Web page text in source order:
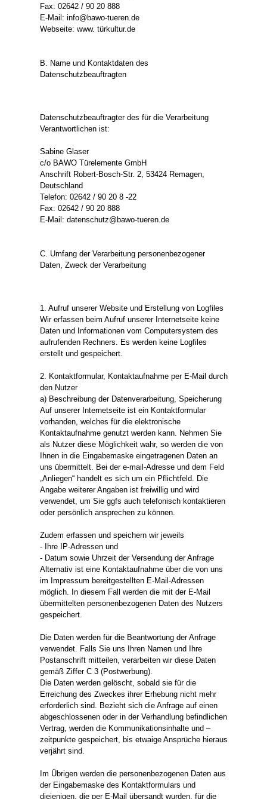
Fax: 02642 / 90 20 888
E-Mail: info@bawo-tueren.de
Webseite: www. türkultur.de
B. Name und Kontaktdaten des
Datenschutzbeauftragten
Datenschutzbeauftragter des für die Verarbeitung
Verantwortlichen ist:
Sabine Glaser
c/o BAWO Türelemente GmbH
Anschrift Robert-Bosch-Str. 2, 53424 Remagen,
Deutschland
Telefon: 02642 / 90 20 8 -22
Fax: 02642 / 90 20 888
E-Mail: datenschutz@bawo-tueren.de
C. Umfang der Verarbeitung personenbezogener
Daten, Zweck der Verarbeitung
1. Aufruf unserer Website und Erstellung von Logfiles
Wir erfassen beim Aufruf unserer Internetseite keine
Daten und Informationen vom Computersystem des
aufrufenden Rechners. Es werden keine Logfiles
erstellt und gespeichert.
2. Kontaktformular, Kontaktaufnahme per E-Mail durch
den Nutzer
a) Beschreibung der Datenverarbeitung, Speicherung
Auf unserer Internetseite ist ein Kontaktformular
vorhanden, welches für die elektronische
Kontaktaufnahme genutzt werden kann. Nehmen Sie
als Nutzer diese Möglichkeit wahr, so werden die von
Ihnen in die Eingabemaske eingetragenen Daten an
uns übermittelt. Bei der e-mail-Adresse und dem Feld
„Anliegen“ handelt es sich um ein Pflichtfeld. Die
Angabe weiterer Angaben ist freiwillig und wird
verwendet, um Sie ggfs auch telefonisch kontaktieren
oder persönlich ansprechen zu können.
Zudem erfassen und speichern wir jeweils
- Ihre IP-Adressen und
- Datum sowie Uhrzeit der Versendung der Anfrage
Alternativ ist eine Kontaktaufnahme über die von uns
im Impressum bereitgestellten E-Mail-Adressen
möglich. In diesem Fall werden die mit der E-Mail
übermittelten personenbezogenen Daten des Nutzers
gespeichert.
Die Daten werden für die Beantwortung der Anfrage
verwendet. Falls Sie uns Ihren Namen und Ihre
Postanschrift mitteilen, verarbeiten wir diese Daten
gemäß Ziffer C 3 (Postwerbung).
Die Daten werden gelöscht, sobald sie für die
Erreichung des Zweckes ihrer Erhebung nicht mehr
erforderlich sind. Bezieht sich die Anfrage auf einen
abgeschlossenen oder in der Verhandlung befindlichen
Vertrag, werden die Kommunikationsinhalte und –
zeitpunkte gespeichert, bis etwaige Ansprüche hieraus
verjährt sind.
Im Übrigen werden die personenbezogenen Daten aus
der Eingabemaske des Kontaktformulars und
diejenigen, die per E-Mail übersandt wurden, für die